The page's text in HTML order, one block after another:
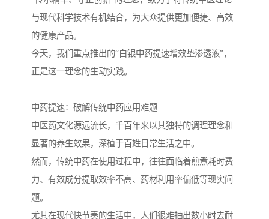
与现代科学技术有机结合，为大众提供更加便捷、高效
的健康产品。
今天，我们重点推出的“白银中药提速增效垫渗透液”，
正是这一理念的生动实践。
中药提速：破解传统中药应用难题
中医药文化源远流长，千百年来以其独特的调理理念和
显著的养生效果，深植于百姓日常生活之中。
然而，传统中药在使用过程中，往往面临着煎煮耗时费
力、有效成分提取效率不高、药材利用率偏低等现实问
题。
尤其在现代快节奏的生活中，人们很难抽出数小时去耐